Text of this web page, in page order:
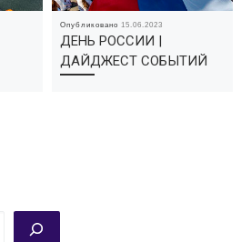
Опубликовано 15.06.2023
ДЕНЬ РОССИИ |
ДАЙДЖЕСТ СОБЫТИЙ